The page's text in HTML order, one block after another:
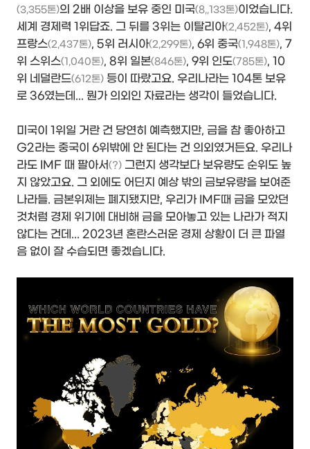
(3,355톤)의 2배 이상을 보유 중인 미국(8,,133톤)이었습니다.
세계 경제력 1위답죠. 그 뒤를 3위는 이탈리아(2,452톤), 4위
프랑스(2,437톤), 5위 러시아(2,299톤), 6위 중국(1,948톤), 7
위 스위스(1,040톤), 8위 일본(846톤), 9위 인도(785톤), 10
위 네덜란드(612톤) 등이 따랐고요. 우리나라는 104톤 보유
로 36였는데... 뭔가 의외인 자료라는 생각이 들었습니다.
미국이 1위일 거란 건 당연히 예측했지만, 금을 참 좋아하고
G2라는 중국이 6위밖에 안 된다는 건 의외였거든요. 우리나
라도 IMF 때 팔아서(?) 그런지 생각보다 보유량도 순위도 높
지 않았고요. 그 외에도 어딘지 예상 밖의 금보유량을 보여준
나라들. 금본위제는 폐지됐지만, 우리가 IMF때 금을 모았던
것처럼 경제 위기에 대비해 금을 모아놓고 있는 나라가 적지
않다는 건데... 2023년 혼란스러운 경제 상황이 더 큰 파열
음 없이 잘 수습되면 좋겠습니다.